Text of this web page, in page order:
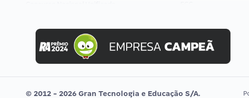
Concurso MPU
Editais publicados
Selecon
Uniase
Vunesp
© 2012 - 2026 Gran Tecnologia e Educação S/A.